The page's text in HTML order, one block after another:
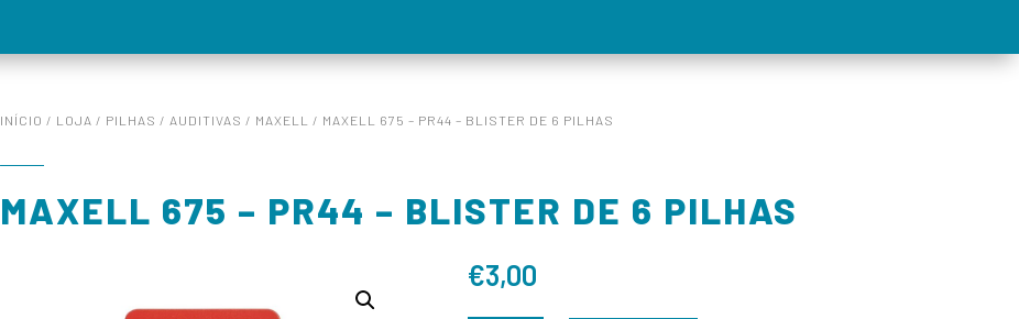
INÍCIO / LOJA / PILHAS / AUDITIVAS / MAXELL / MAXELL 675 – PR44 – BLISTER DE 6 PILHAS
MAXELL 675 – PR44 – BLISTER DE 6 PILHAS
€3,00